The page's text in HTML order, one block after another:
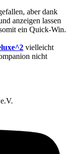
aber dank
anzeigen lassen
ein Quick-Win.
vielleicht
nicht